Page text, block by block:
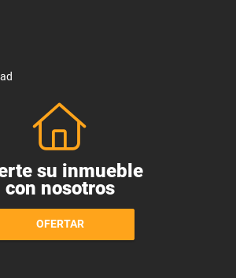
su inmueble
con nosotros
OFERTAR